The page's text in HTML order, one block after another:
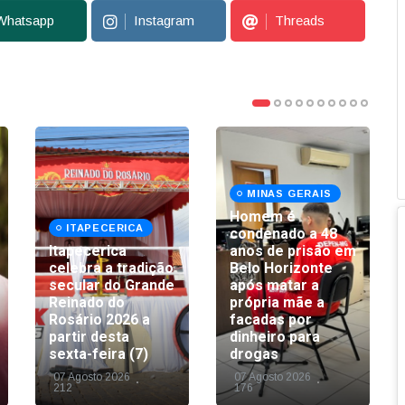
Instagram Threads
ITAPECERICA
Itapecerica
celebra a tradição
secular do Grande
Reinado do
Rosário 2026 a
partir desta
sexta-feira (7)
07 Agosto 2026
212
MINAS GERAIS
Homem é
condenado a 48
anos de prisão em
Belo Horizonte
após matar a
própria mãe a
facadas por
dinheiro para
drogas
07 Agosto 2026
176